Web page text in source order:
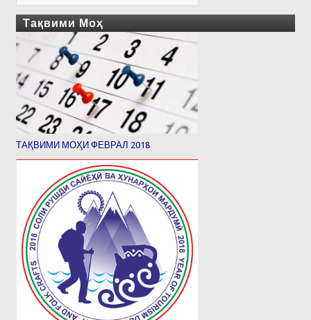
Тақвими Моҳ
ТАҚВИМИ МОҲИ ФЕВРАЛ 2018